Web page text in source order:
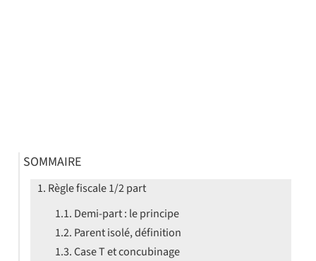
SOMMAIRE
Règle fiscale 1/2 part
Demi-part : le principe
Parent isolé, définition
Case T et concubinage